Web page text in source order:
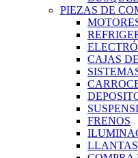
PIEZAS DE
CAJAS
FRENOS
LLANTAS